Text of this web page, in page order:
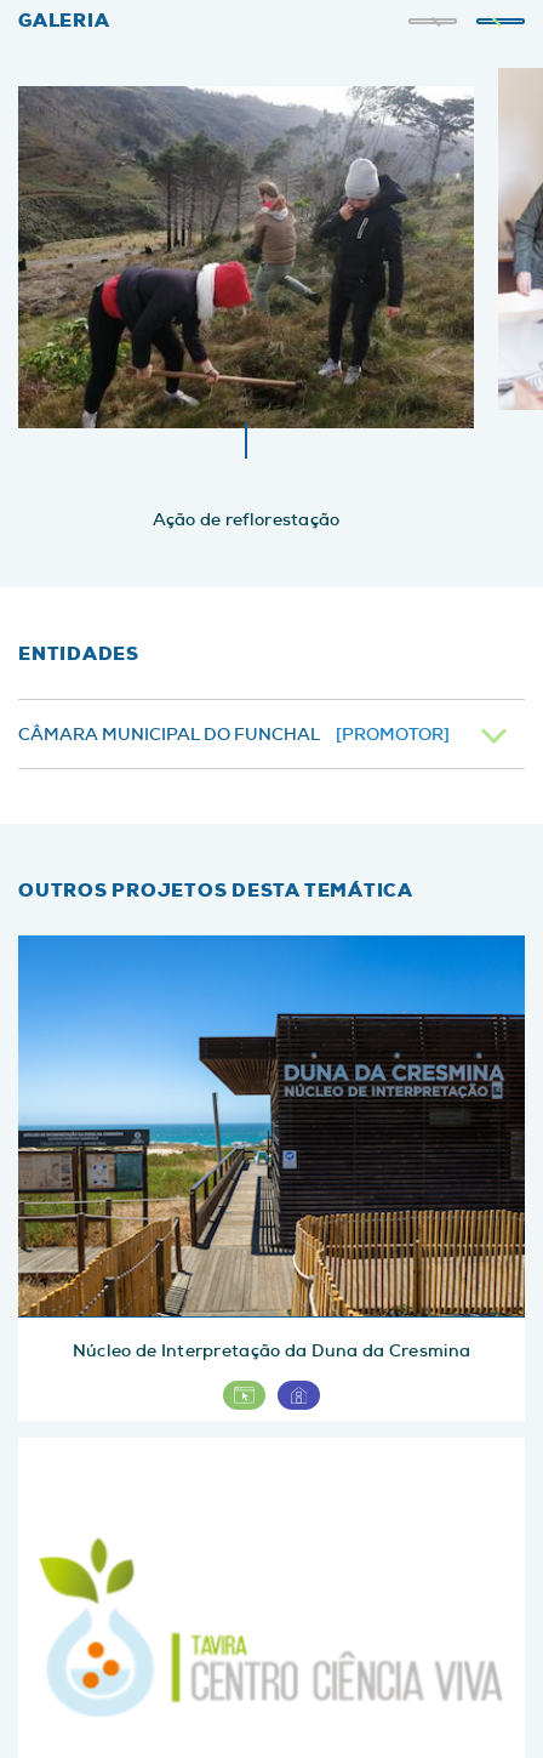
GALERIA
Ação de reflorestação
ENTIDADES
CÂMARA MUNICIPAL DO FUNCHAL [PROMOTOR]
OUTROS PROJETOS DESTA TEMÁTICA
Núcleo de Interpretação da Duna da Cresmina